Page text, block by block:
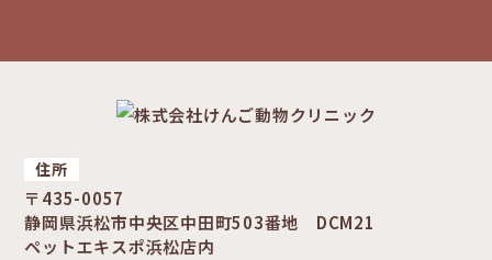
住所
〒435-0057
静岡県浜松市中央区中田町503番地 DCM21
ペットエキスポ浜松店内